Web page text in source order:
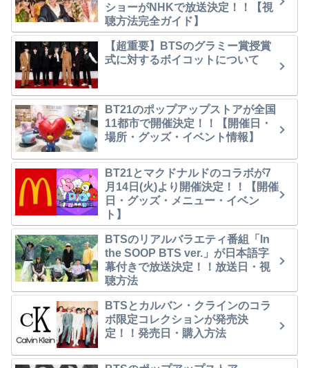
ショーがNHKで放送決定！！【視
聴方法完全ガイド】
【超重要】BTSのグラミー賞授賞
式に対するボイコットについて
BT21のポップアップストアが全国
11都市で開催決定！！【開催日・
場所・グッズ・イベント情報】
BT21とマクドナルドのコラボが7
月14日(火)より開催決定！！【開催
日・グッズ・メニュー・イベン
ト】
BTSのリアルバラエティ番組「In
the SOOP BTS ver.」が日本語字
幕付きで放送決定！！放送日・視
聴方法
BTSとカルバン・クラインのコラ
ボ限定コレクションが発売決
定！！発売日・購入方法